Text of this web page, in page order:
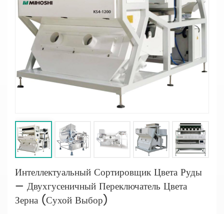
Интеллектуальный Сортировщик Цвета Руды
— Двухгусеничный Переключатель Цвета
Зерна (сухой Выбор)